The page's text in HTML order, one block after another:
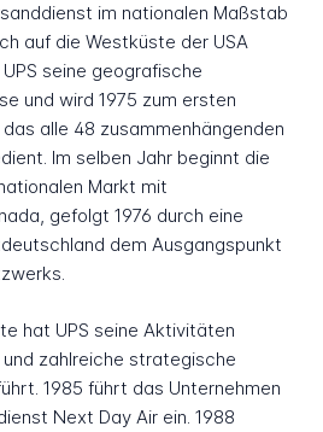
im nationalen Maßstab
auf die Westküste der USA
seine geografische
und wird 1975 zum ersten
alle 48 zusammenhängenden
Im selben Jahr beginnt die
Markt mit
gefolgt 1976 durch eine
dem Ausgangspunkt
hat UPS seine Aktivitäten
zahlreiche strategische
1985 führt das Unternehmen
Next Day Air ein. 1988